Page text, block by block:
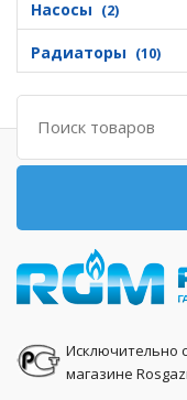
Насосы (2)
Радиаторы (10)
Поиск
Исключительно
магазине